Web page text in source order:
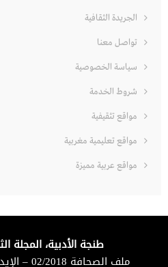
الجريدة الثقافية
تواصل معنا
سياسة الخصوصية
شروط الخدمة
مواقع تثقيفية
مواقع تعليمية مغربية
مواقع عربية مميزة
طنجة الأدبية، المجلة